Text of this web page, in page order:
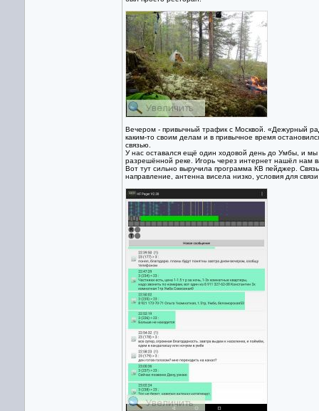
Вечером - привычный трафик с Москвой. «Дежурный
каким-то своим делам и в привычное время
связью.
У нас оставался ещё один ходовой день до Умбы, и мы
разрешённой реке. Игорь через интернет нашёл нам
Вот тут сильно выручила программа КВ пейджер.
направление, антенна висела низко, условия для